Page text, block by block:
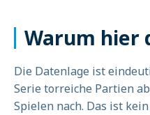
Warum hier
Die Datenlage ist
Serie torreiche Partien
Spielen nach. Das ist